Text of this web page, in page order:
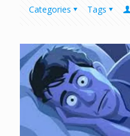
Categories Tags